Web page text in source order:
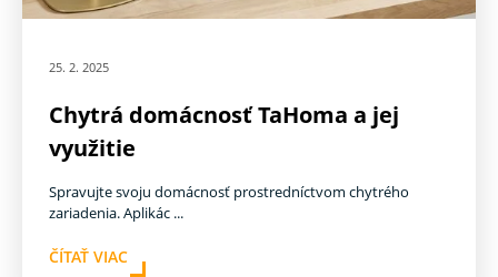
25. 2. 2025
Chytrá domácnosť TaHoma a jej
využitie
Spravujte svoju domácnosť prostredníctvom chytrého
zariadenia. Aplikác ...
ČÍTAŤ VIAC